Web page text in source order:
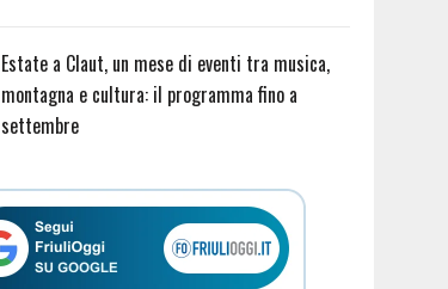
Estate a Claut, un mese di eventi tra musica,
montagna e cultura: il programma fino a
settembre